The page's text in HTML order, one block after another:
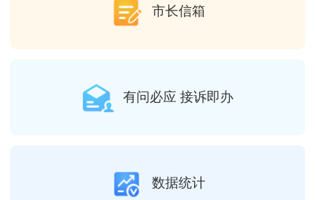
市长信箱
有问必应 接诉即办
数据统计